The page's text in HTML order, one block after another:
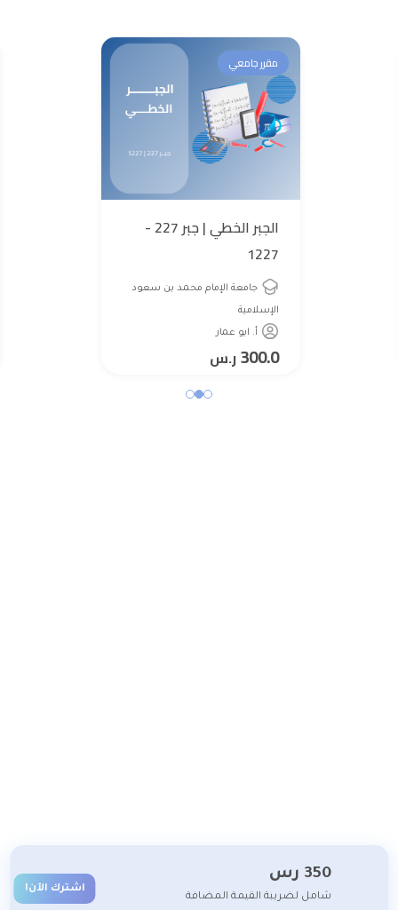
مقرر جامعي
الجبر الخطي | جبر 227 -
1227
جامعة الإمام محمد بن سعود
الإسلامية
أ. ابو عمار
300.0ر.س
350 رس
شامل لضريبة القيمة المضافة
اشترك الآن!